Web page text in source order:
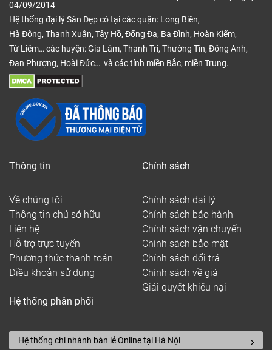
04/09/2014
Hệ thống đại lý Sàn Đẹp có tại các quận: Long Biên,
Hà Đông, Thanh Xuân, Tây Hồ, Đống Đa, Ba Đình, Hoàn Kiếm,
Từ Liêm… các huyện: Gia Lâm, Thanh Trì, Thường Tín, Đông Anh,
Đan Phượng, Hoài Đức… và các tỉnh miền Bắc, miền Trung.
Thông tin
Về chúng tôi
Thông tin chủ sở hữu
Liên hệ
Hỗ trợ trực tuyến
Phương thức thanh toán
Điều khoản sử dụng
Chính sách
Chính sách đại lý
Chính sách bảo hành
Chính sách vận chuyển
Chính sách bảo mật
Chính sách đổi trả
Chính sách về giá
Giải quyết khiếu nại
Hệ thống phân phối
Hệ thống chi nhánh bán lẻ Online tại Hà Nội